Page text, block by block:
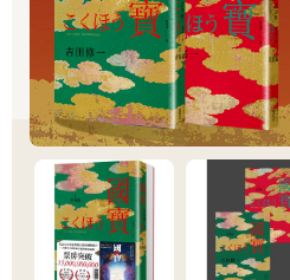
「頓時間，我感覺到房間內散發一
沉重之感壓迫著意志，並有一股看
正在漸漸擴散。那幾名守靈人突然
可以看得出來，她們似乎開始產生
站起身，一個接著一個離開房間。
後，只剩我和自己的遺體相伴。」
「那幾盞燈的火光依然明亮，然而
發沉重。那幾名守靈人幾乎是在察
去。不過，我心想離開前還有些時
股怪異的好奇心驅使我待在原地：